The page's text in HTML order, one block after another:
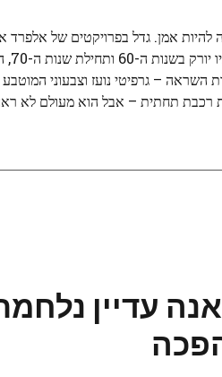
להיות אמן. גדל בפרויקטים של אלפרד
בלואר
השראה – גרפיטי נועז וצבעוני המוטבע
רכבת תחתית – אבל הוא מעולם לא
עדיין